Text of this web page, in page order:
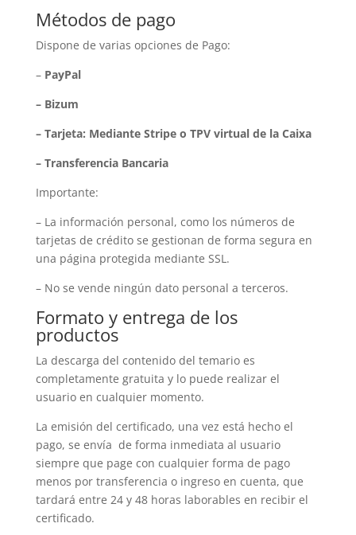
Métodos de pago
Dispone de varias opciones de Pago:
–PayPal
– Bizum
– Tarjeta: Mediante Stripe o TPV virtual de la Caixa
– Transferencia Bancaria
Importante:
– La información personal, como los números de
tarjetas de crédito se gestionan de forma segura en
una página protegida mediante SSL.
– No se vende ningún dato personal a terceros.
Formato y entrega de los
productos
La descarga del contenido del temario es
completamente gratuita y lo puede realizar el
usuario en cualquier momento.
La emisión del certificado, una vez está hecho el
pago, se envía de forma inmediata al usuario
siempre que page con cualquier forma de pago
menos por transferencia o ingreso en cuenta, que
tardará entre 24 y 48 horas laborables en recibir el
certificado.